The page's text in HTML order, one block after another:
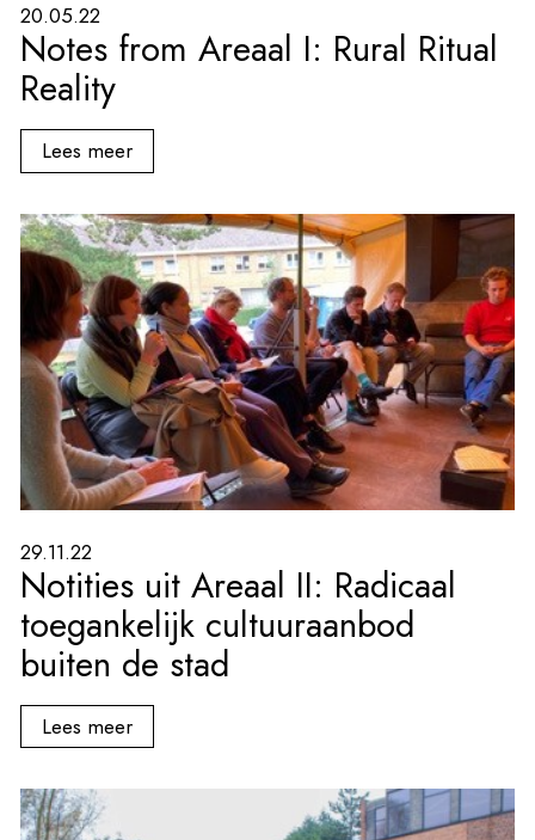
20.05.22
Notes from Areaal I: Rural Ritual
Reality
Lees meer
29.11.22
Notities uit Areaal II: Radicaal
toegankelijk cultuuraanbod
buiten de stad
Lees meer